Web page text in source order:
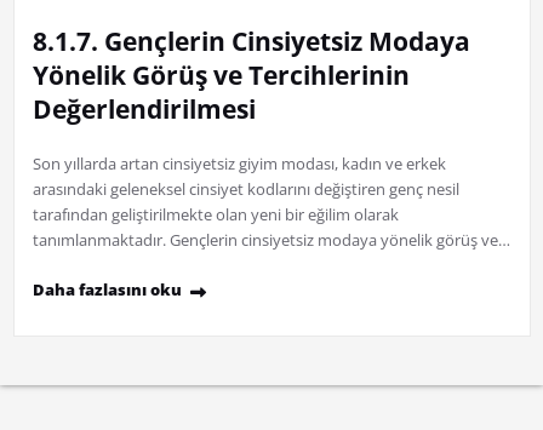
8.1.7. Gençlerin Cinsiyetsiz Modaya
Yönelik Görüş ve Tercihlerinin
Değerlendirilmesi
Son yıllarda artan cinsiyetsiz giyim modası, kadın ve erkek
arasındaki geleneksel cinsiyet kodlarını değiştiren genç nesil
tarafından geliştirilmekte olan yeni bir eğilim olarak
tanımlanmaktadır. Gençlerin cinsiyetsiz modaya yönelik görüş ve…
Daha fazlasını oku